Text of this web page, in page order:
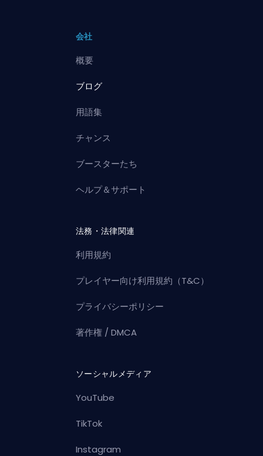
会社
概要
ブログ
用語集
チャンス
ブースターたち
ヘルプ＆サポート
法務・法律関連
利用規約
プレイヤー向け利用規約（T&C）
プライバシーポリシー
著作権 / DMCA
ソーシャルメディア
YouTube
TikTok
Instagram